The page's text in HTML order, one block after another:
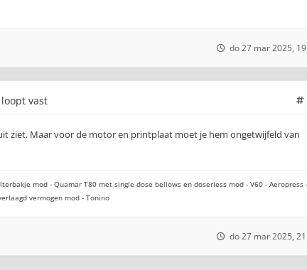
do 27 mar 2025,
vast
ziet. Maar voor de motor en printplaat moet je hem ongetwijfeld van
mod - Quamar T80 met single dose bellows en doserless mod - V60 - Aeropress -
vermogen mod - Tonino
do 27 mar 2025,